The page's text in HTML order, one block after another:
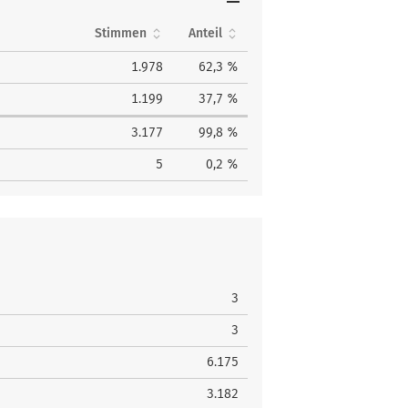
Stimmen Anteil
1.978 62,3 %
1.199 37,7 %
3.177 99,8 %
5 0,2 %
3
3
6.175
3.182